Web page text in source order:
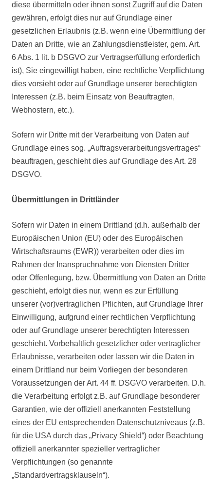
diese übermitteln oder ihnen sonst Zugriff auf die Daten
gewähren, erfolgt dies nur auf Grundlage einer
gesetzlichen Erlaubnis (z.B. wenn eine Übermittlung der
Daten an Dritte, wie an Zahlungsdienstleister, gem. Art.
6 Abs. 1 lit. b DSGVO zur Vertragserfüllung erforderlich
ist), Sie eingewilligt haben, eine rechtliche Verpflichtung
dies vorsieht oder auf Grundlage unserer berechtigten
Interessen (z.B. beim Einsatz von Beauftragten,
Webhostern, etc.).
Sofern wir Dritte mit der Verarbeitung von Daten auf
Grundlage eines sog. „Auftragsverarbeitungsvertrages“
beauftragen, geschieht dies auf Grundlage des Art. 28
DSGVO.
Übermittlungen in Drittländer
Sofern wir Daten in einem Drittland (d.h. außerhalb der
Europäischen Union (EU) oder des Europäischen
Wirtschaftsraums (EWR)) verarbeiten oder dies im
Rahmen der Inanspruchnahme von Diensten Dritter
oder Offenlegung, bzw. Übermittlung von Daten an Dritte
geschieht, erfolgt dies nur, wenn es zur Erfüllung
unserer (vor)vertraglichen Pflichten, auf Grundlage Ihrer
Einwilligung, aufgrund einer rechtlichen Verpflichtung
oder auf Grundlage unserer berechtigten Interessen
geschieht. Vorbehaltlich gesetzlicher oder vertraglicher
Erlaubnisse, verarbeiten oder lassen wir die Daten in
einem Drittland nur beim Vorliegen der besonderen
Voraussetzungen der Art. 44 ff. DSGVO verarbeiten. D.h.
die Verarbeitung erfolgt z.B. auf Grundlage besonderer
Garantien, wie der offiziell anerkannten Feststellung
eines der EU entsprechenden Datenschutzniveaus (z.B.
für die USA durch das „Privacy Shield“) oder Beachtung
offiziell anerkannter spezieller vertraglicher
Verpflichtungen (so genannte
„Standardvertragsklauseln“).